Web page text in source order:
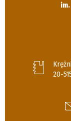
20-